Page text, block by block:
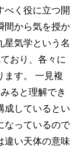
べく役に立つ開
間から気を授か
星気学という名
おり、各々に
ます。 一見複
ると理解でき
成しているとい
なっているので
違い天体の意味